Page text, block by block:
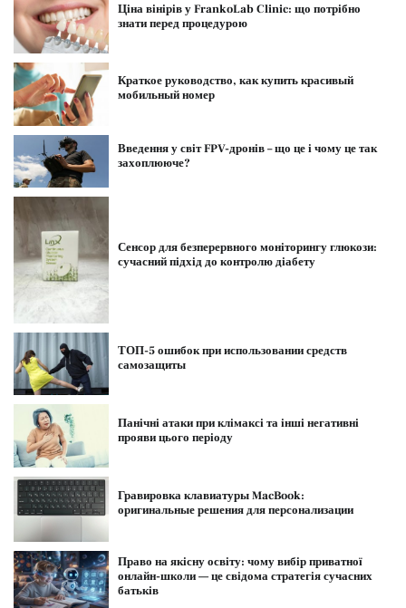
Ціна вінірів у FrankoLab Clinic: що потрібно
знати перед процедурою
Краткое руководство, как купить красивый
мобильный номер
Введення у світ FPV-дронів – що це і чому це так
захоплююче?
Сенсор для безперервного моніторингу глюкози:
сучасний підхід до контролю діабету
ТОП-5 ошибок при использовании средств
самозащиты
Панічні атаки при клімаксі та інші негативні
прояви цього періоду
Гравировка клавиатуры MacBook:
оригинальные решения для персонализации
Право на якісну освіту: чому вибір приватної
онлайн-школи — це свідома стратегія сучасних
батьків